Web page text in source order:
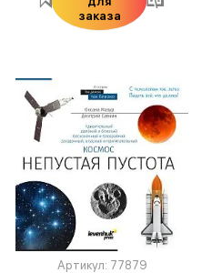
заказа
Артикул: 77879